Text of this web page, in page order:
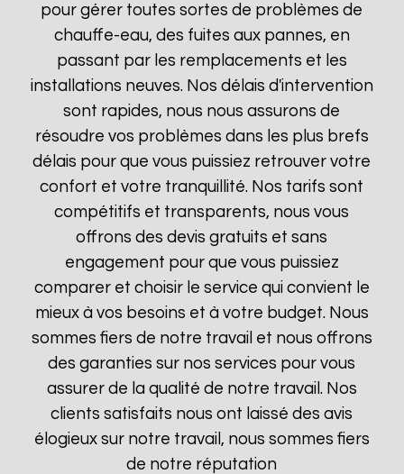
pour gérer toutes sortes de problèmes de
chauffe-eau, des fuites aux pannes, en
passant par les remplacements et les
installations neuves. Nos délais d'intervention
sont rapides, nous nous assurons de
résoudre vos problèmes dans les plus brefs
délais pour que vous puissiez retrouver votre
confort et votre tranquillité. Nos tarifs sont
compétitifs et transparents, nous vous
offrons des devis gratuits et sans
engagement pour que vous puissiez
comparer et choisir le service qui convient le
mieux à vos besoins et à votre budget. Nous
sommes fiers de notre travail et nous offrons
des garanties sur nos services pour vous
assurer de la qualité de notre travail. Nos
clients satisfaits nous ont laissé des avis
élogieux sur notre travail, nous sommes fiers
de notre réputation